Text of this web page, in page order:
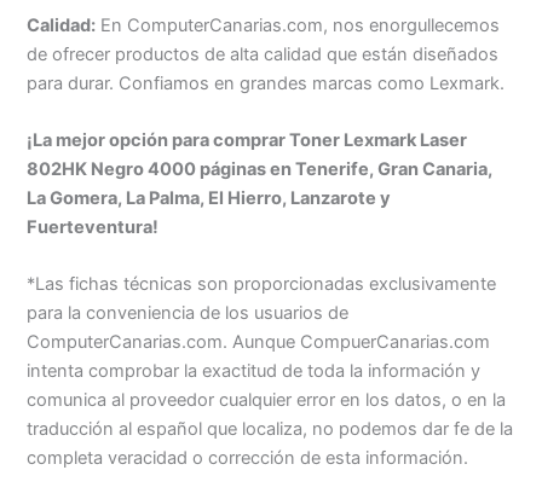
Calidad: En ComputerCanarias.com, nos enorgullecemos
de ofrecer productos de alta calidad que están diseñados
para durar. Confiamos en grandes marcas como Lexmark.
¡La mejor opción para comprar Toner Lexmark Laser
802HK Negro 4000 páginas en Tenerife, Gran Canaria,
La Gomera, La Palma, El Hierro, Lanzarote y
Fuerteventura!
*Las fichas técnicas son proporcionadas exclusivamente
para la conveniencia de los usuarios de
ComputerCanarias.com. Aunque CompuerCanarias.com
intenta comprobar la exactitud de toda la información y
comunica al proveedor cualquier error en los datos, o en la
traducción al español que localiza, no podemos dar fe de la
completa veracidad o corrección de esta información.